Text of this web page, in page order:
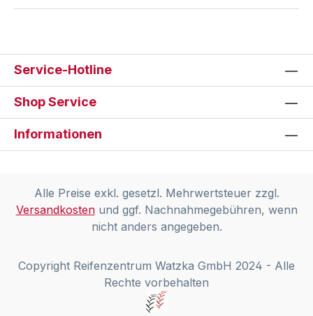
Service-Hotline
Shop Service
Informationen
Alle Preise exkl. gesetzl. Mehrwertsteuer zzgl.
Versandkostenund ggf. Nachnahmegebühren, wenn
nicht anders angegeben.
Copyright Reifenzentrum Watzka GmbH 2024 - Alle
Rechte vorbehalten